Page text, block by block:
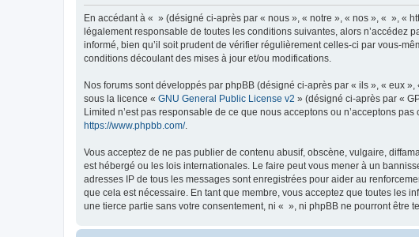
En accédant à « » (désigné ci-après par « nous », « notre », « nos », « », «
légalement responsable de toutes les conditions suivantes, alors n’accédez
informé, bien qu’il soit prudent de vérifier régulièrement celles-ci par vous-
conditions découlant des mises à jour et/ou modifications.
Nos forums sont développés par phpBB (désigné ci-après par « ils », « eux
sous la licence « GNU General Public License v2 » (désigné ci-après par «
Limited n’est pas responsable de ce que nous acceptons ou n’acceptons
https://www.phpbb.com/.
Vous acceptez de ne pas publier de contenu abusif, obscène, vulgaire,
est hébergé ou les lois internationales. Le faire peut vous mener à un
adresses IP de tous les messages sont enregistrées pour aider au
que cela est nécessaire. En tant que membre, vous acceptez que toutes les
une tierce partie sans votre consentement, ni « », ni phpBB ne pourront être